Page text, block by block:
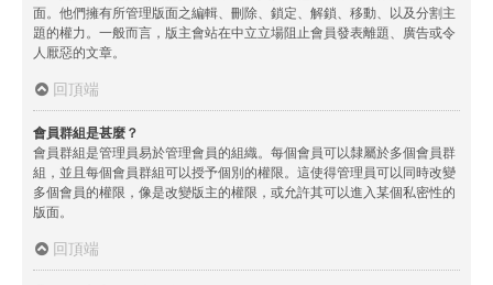
面。他們擁有所管理版面之編輯、刪除、鎖定、解鎖、移動、以及分割主
題的權力。一般而言，版主會站在中立立場阻止會員發表離題、廣告或令
人厭惡的文章。
回頂端
會員群組是甚麼？
會員群組是管理員易於管理會員的組織。每個會員可以隸屬於多個會員群
組，並且每個會員群組可以授予個別的權限。這使得管理員可以同時改變
多個會員的權限，像是改變版主的權限，或允許其可以進入某個私密性的
版面。
回頂端